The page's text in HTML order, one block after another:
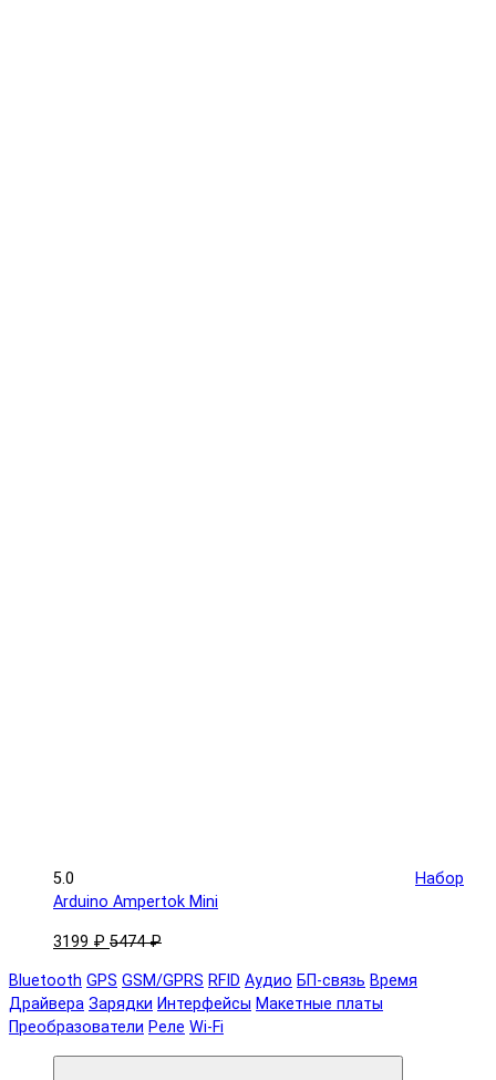
5.0
Набор
Arduino Ampertok Mini
3199 ₽ 5474 ₽
Bluetooth GPS GSM/GPRS RFID Аудио БП-связь Время
Драйвера Зарядки Интерфейсы Макетные платы
Преобразователи Реле Wi-Fi